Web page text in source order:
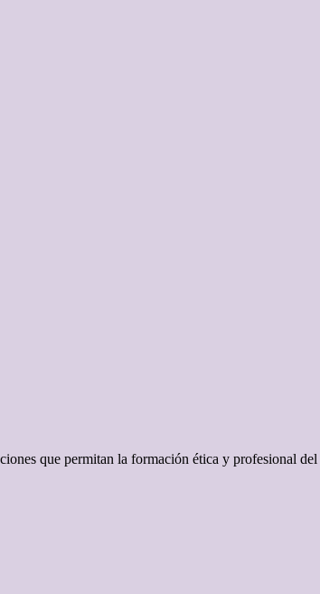
que permitan la formación ética y profesional